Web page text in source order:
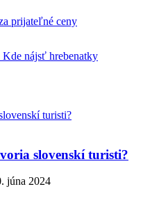
prijateľné ceny
nájsť hrebenatky
slovenskí turisti?
júna 2024